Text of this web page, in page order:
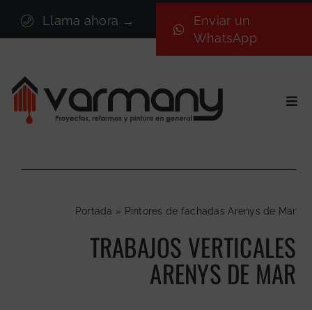
contenido
Llama ahora →
Enviar un
WhatsApp
Sectores
ProyectosPortada » Pintores de fachadas Arenys de Mar
TRABAJOS VERTICALES
ARENYS DE MAR